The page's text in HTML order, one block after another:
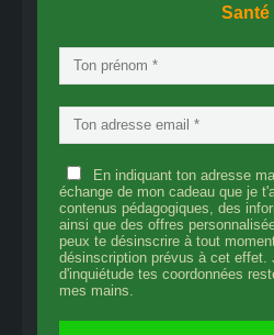
Santé
En indiquant ton adresse
échange de mon cadeau que je
contenus pédagogiques, des
ainsi que des offres
peux te désinscrire à tout
désinscription prévus à cet effet.
d'inquiétude tes coordonnées
mes mains.